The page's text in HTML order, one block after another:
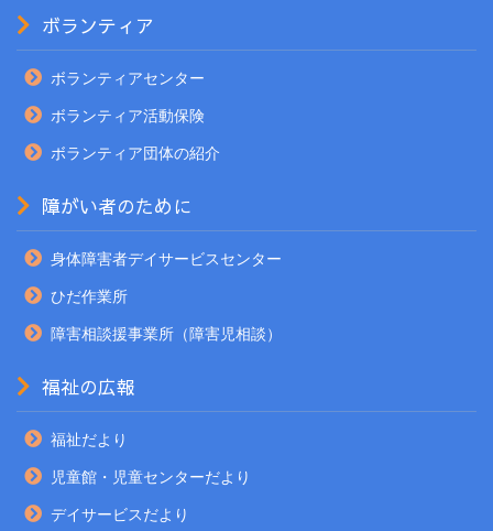
ボランティア
ボランティアセンター
ボランティア活動保険
ボランティア団体の紹介
障がい者のために
身体障害者デイサービスセンター
ひだ作業所
障害相談援事業所（障害児相談）
福祉の広報
福祉だより
児童館・児童センターだより
デイサービスだより